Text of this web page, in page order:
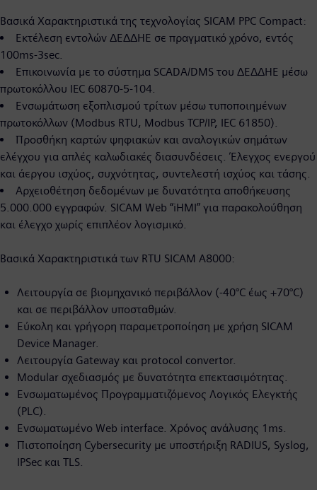
Βασικά Χαρακτηριστικά της τεχνολογίας SICAM PPC Compact:
Εκτέλεση εντολών ΔΕΔΔΗΕ σε πραγματικό χρόνο, εντός
100ms-3sec.
Επικοινωνία με το σύστημα SCADA/DMS του ΔΕΔΔΗΕ μέσω
πρωτοκόλλου IEC 60870-5-104.
Ενσωμάτωση εξοπλισμού τρίτων μέσω τυποποιημένων
πρωτοκόλλων (Modbus RTU, Modbus TCP/IP, IEC 61850).
Προσθήκη καρτών ψηφιακών και αναλογικών σημάτων
ελέγχου για απλές καλωδιακές διασυνδέσεις. Έλεγχος ενεργού
και άεργου ισχύος, συχνότητας, συντελεστή ισχύος και τάσης.
Αρχειοθέτηση δεδομένων με δυνατότητα αποθήκευσης
5.000.000 εγγραφών. SICAM Web “iHMI” για παρακολούθηση
και έλεγχο χωρίς επιπλέον λογισμικό.
Bασικά Χαρακτηριστικά των RTU SICAM A8000:
Λειτουργία σε βιομηχανικό περιβάλλον (-40°C έως +70°C)
και σε περιβάλλον υποσταθμών.
Εύκολη και γρήγορη παραμετροποίηση με χρήση SICAM
Device Manager.
Λειτουργία Gateway και protocol convertor.
Modular σχεδιασμός με δυνατότητα επεκτασιμότητας.
Ενσωματωμένος Προγραμματιζόμενος Λογικός Ελεγκτής
(PLC).
Ενσωματωμένο Web interface. Χρόνος ανάλυσης 1ms.
Πιστοποίηση Cybersecurity με υποστήριξη RADIUS, Syslog,
IPSec και TLS.